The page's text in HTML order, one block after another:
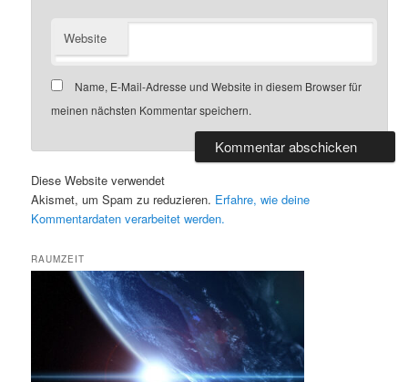
Website
Name, E-Mail-Adresse und Website in diesem Browser für
meinen nächsten Kommentar speichern.
Diese Website verwendet
Akismet, um Spam zu reduzieren. Erfahre, wie deine
Kommentardaten verarbeitet werden.
RAUMZEIT